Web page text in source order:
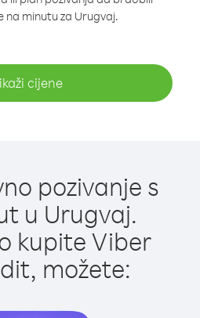
na minutu za Urugvaj.
cijene
pozivanje s
u Urugvaj.
kupite Viber
možete: